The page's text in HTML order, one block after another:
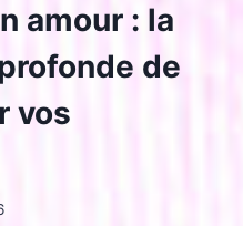
amour : la
de
vos